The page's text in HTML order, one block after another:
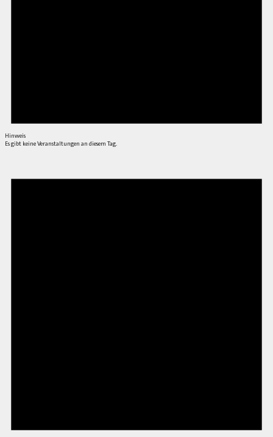
Hinweis
Es gibt keine Veranstaltungen an diesem Tag.